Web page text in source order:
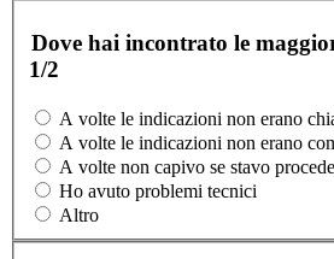
Dove hai incontrato le
1/2
A volte le indicazioni non erano
A volte le indicazioni non erano
A volte non capivo se stavo
Ho avuto problemi tecnici
Altro